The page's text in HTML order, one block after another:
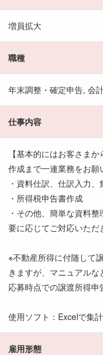
増員拡大
職種
年末調整・確定申告, 会
仕事内容
【基本的にはお客さま
作成まで一連業務をお願
・資料仕訳、仕訳入力、
・所得税申告書作成
・その他、簡単な資料
要に応じてご対応いただ
※不動産所得に付随して
きますが、マニュアルな
応募時点での譲渡所得申
使用ソフト：Excelで集
雇用形態